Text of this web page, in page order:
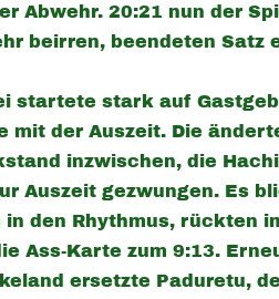
Abwehr. 20:21 nun der
beirren, beendeten Satz
startete stark auf
mit der Auszeit. Die
inzwischen, die
Auszeit gezwungen. Es
in den Rhythmus, rückten
Ass-Karte zum 9:13.
ersetzte Paduretu,